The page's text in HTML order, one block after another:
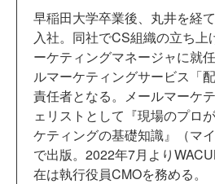
早稲田大学卒業後、丸井を経
入社。同社でCS組織の立ち上
ーケティングマネージャに就
ルマーケティングサービス「
責任者となる。メールマーケ
ェリストとして『現場のプロ
ケティングの基礎知識』（マ
で出版。2022年7月より
在は執行役員CMOを務める。